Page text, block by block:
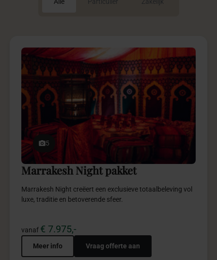
5
Marrakesh Night pakket
Marrakesh Night creëert een exclusieve totaalbeleving vol
luxe, traditie en betoverende sfeer.
vanaf € 7.975,-
Meer info Vraag offerte aan